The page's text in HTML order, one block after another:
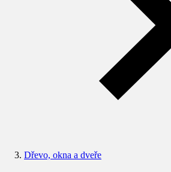
Dřevo, okna a dveře